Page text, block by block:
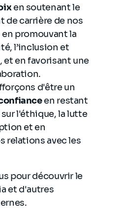
en soutenant le
de carrière de nos
promouvant la
l’inclusion et
et en favorisant une
d'être un
en restant
l'éthique, la lutte
et en
relations avec les
pour découvrir le
et d'autres